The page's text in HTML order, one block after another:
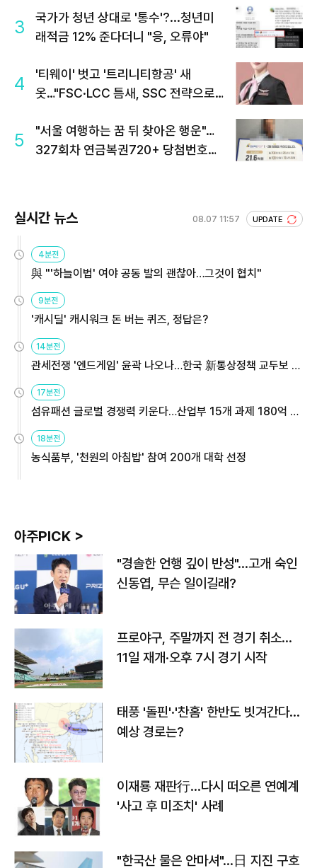
3
국가가 청년 상대로 '통수'?...청년미
래적금 12% 준다더니 "응, 오류야"
4
'티웨이' 벗고 '트리니티항공' 새
옷…"FSC·LCC 틈새, SSC 전략으로
5
"서울 여행하는 꿈 뒤 찾아온 행운"…
327회차 연금복권720+ 당첨번호조
실시간 뉴스 08.07 11:57 UPDATE
4분전
與 "'하늘이법' 여야 공동 발의 괜찮아…그것이 협치"
9분전
'캐시딜' 캐시워크 돈 버는 퀴즈, 정답은?
14분전
관세전쟁 '엔드게임' 윤곽 나오나…한국 新통상정책 교두보 활
용해야
17분전
섬유패션 글로벌 경쟁력 키운다…산업부 15개 과제 180억 지
원
18분전
농식품부, '천원의 아침밥' 참여 200개 대학 선정
아주PICK >
"경솔한 언행 깊이 반성"…고개 숙인
신동엽, 무슨 일이길래?
프로야구, 주말까지 전 경기 취소…
11일 재개·오후 7시 경기 시작
태풍 '돌핀'·'찬홈' 한반도 빗겨간다…
예상 경로는?
이재룡 재판行…다시 떠오른 연예계
'사고 후 미조치' 사례
"한국산 물은 안마셔"…日 지진 구호